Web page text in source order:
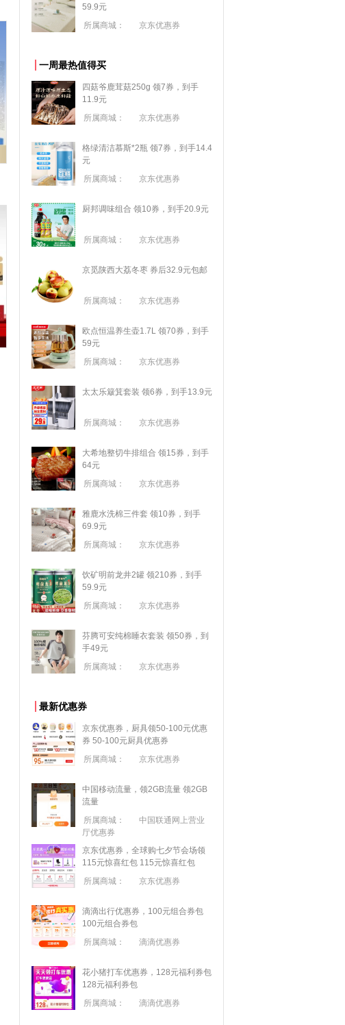
59.9元
所属商城：
京东优惠券
一周最热值得买
四菇爷鹿茸菇250g 领7券，到手
11.9元
所属商城：
京东优惠券
格绿清洁慕斯*2瓶 领7券，到手14.4
元
所属商城：
京东优惠券
厨邦调味组合 领10券，到手20.9元
所属商城： 京东优惠券
京觅陕西大荔冬枣 券后32.9元包邮
所属商城： 京东优惠券
欧点恒温养生壶1.7L 领70券，到手
59元
所属商城：
京东优惠券
太太乐簸箕套装 领6券，到手13.9元
所属商城： 京东优惠券
大希地整切牛排组合 领15券，到手
64元
所属商城：
京东优惠券
雅鹿水洗棉三件套 领10券，到手
69.9元
所属商城：
京东优惠券
饮矿明前龙井2罐 领210券，到手
59.9元
所属商城：
京东优惠券
芬腾可安纯棉睡衣套装 领50券，到
手49元
所属商城：
京东优惠券
最新优惠券
京东优惠券，厨具领50-100元优惠
券 50-100元厨具优惠券
所属商城：
京东优惠券
中国移动流量，领2GB流量 领2GB
流量
所属商城：
中国联通网上营业
厅优惠券
京东优惠券，全球购七夕节会场领
115元惊喜红包 115元惊喜红包
所属商城：
京东优惠券
滴滴出行优惠券，100元组合券包
100元组合券包
所属商城：
滴滴优惠券
花小猪打车优惠券，128元福利券包
128元福利券包
所属商城：
滴滴优惠券